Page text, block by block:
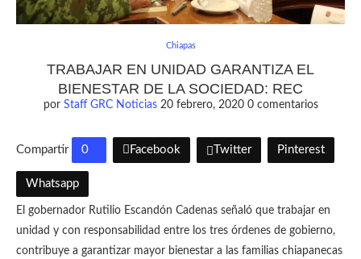
Chiapas
TRABAJAR EN UNIDAD GARANTIZA EL
BIENESTAR DE LA SOCIEDAD: REC
por Staff GRC Noticias 20 febrero, 2020 0 comentarios
Compartir 0 Facebook Twitter Pinterest
Whatsapp
El gobernador Rutilio Escandón Cadenas señaló que trabajar en
unidad y con responsabilidad entre los tres órdenes de gobierno,
contribuye a garantizar mayor bienestar a las familias chiapanecas